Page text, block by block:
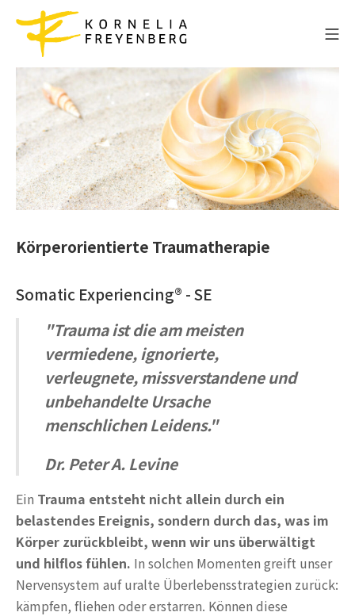
Inhalt
springen
Sucht- und
Körperorientierte Traumatherapie
Somatic Experiencing® - SE
"Trauma ist die am meisten
vermiedene, ignorierte,
verleugnete, missverstandene und
unbehandelte Ursache
menschlichen Leidens."
Dr. Peter A. Levine
Ein Trauma entsteht nicht allein durch ein
belastendes Ereignis, sondern durch das, was im
Körper zurückbleibt, wenn wir uns überwältigt
und hilflos fühlen. In solchen Momenten greift unser
Nervensystem auf uralte Überlebensstrategien zurück:
kämpfen, fliehen oder erstarren. Können diese